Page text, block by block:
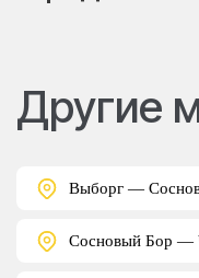
Другие
Выборг —
Сосновый Бор —